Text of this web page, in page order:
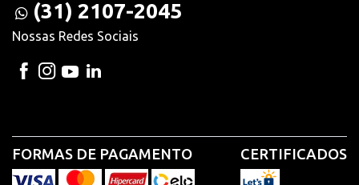
(31) 2107-2045
Nossas Redes Sociais
FORMAS DE PAGAMENTO CERTIFICADOS